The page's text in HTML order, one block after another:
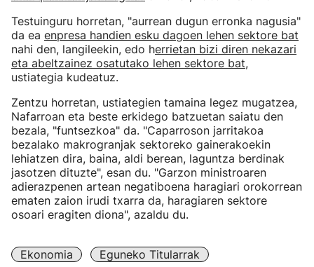
Testuinguru horretan, "aurrean dugun erronka nagusia"
da ea enpresa handien esku dagoen lehen sektore bat
nahi den, langileekin, edo herrietan bizi diren nekazari
eta abeltzainez osatutako lehen sektore bat,
ustiategia kudeatuz.
Zentzu horretan, ustiategien tamaina legez mugatzea,
Nafarroan eta beste erkidego batzuetan saiatu den
bezala, "funtsezkoa" da. "Caparroson jarritakoa
bezalako makrogranjak sektoreko gainerakoekin
lehiatzen dira, baina, aldi berean, laguntza berdinak
jasotzen dituzte", esan du. "Garzon ministroaren
adierazpenen artean negatiboena haragiari orokorrean
ematen zaion irudi txarra da, haragiaren sektore
osoari eragiten diona", azaldu du.
Ekonomia
Eguneko Titularrak